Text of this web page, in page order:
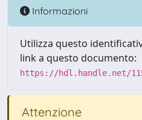
Informazioni
Utilizza questo
link a questo documento:
https://hdl.handle.net/
Attenzione